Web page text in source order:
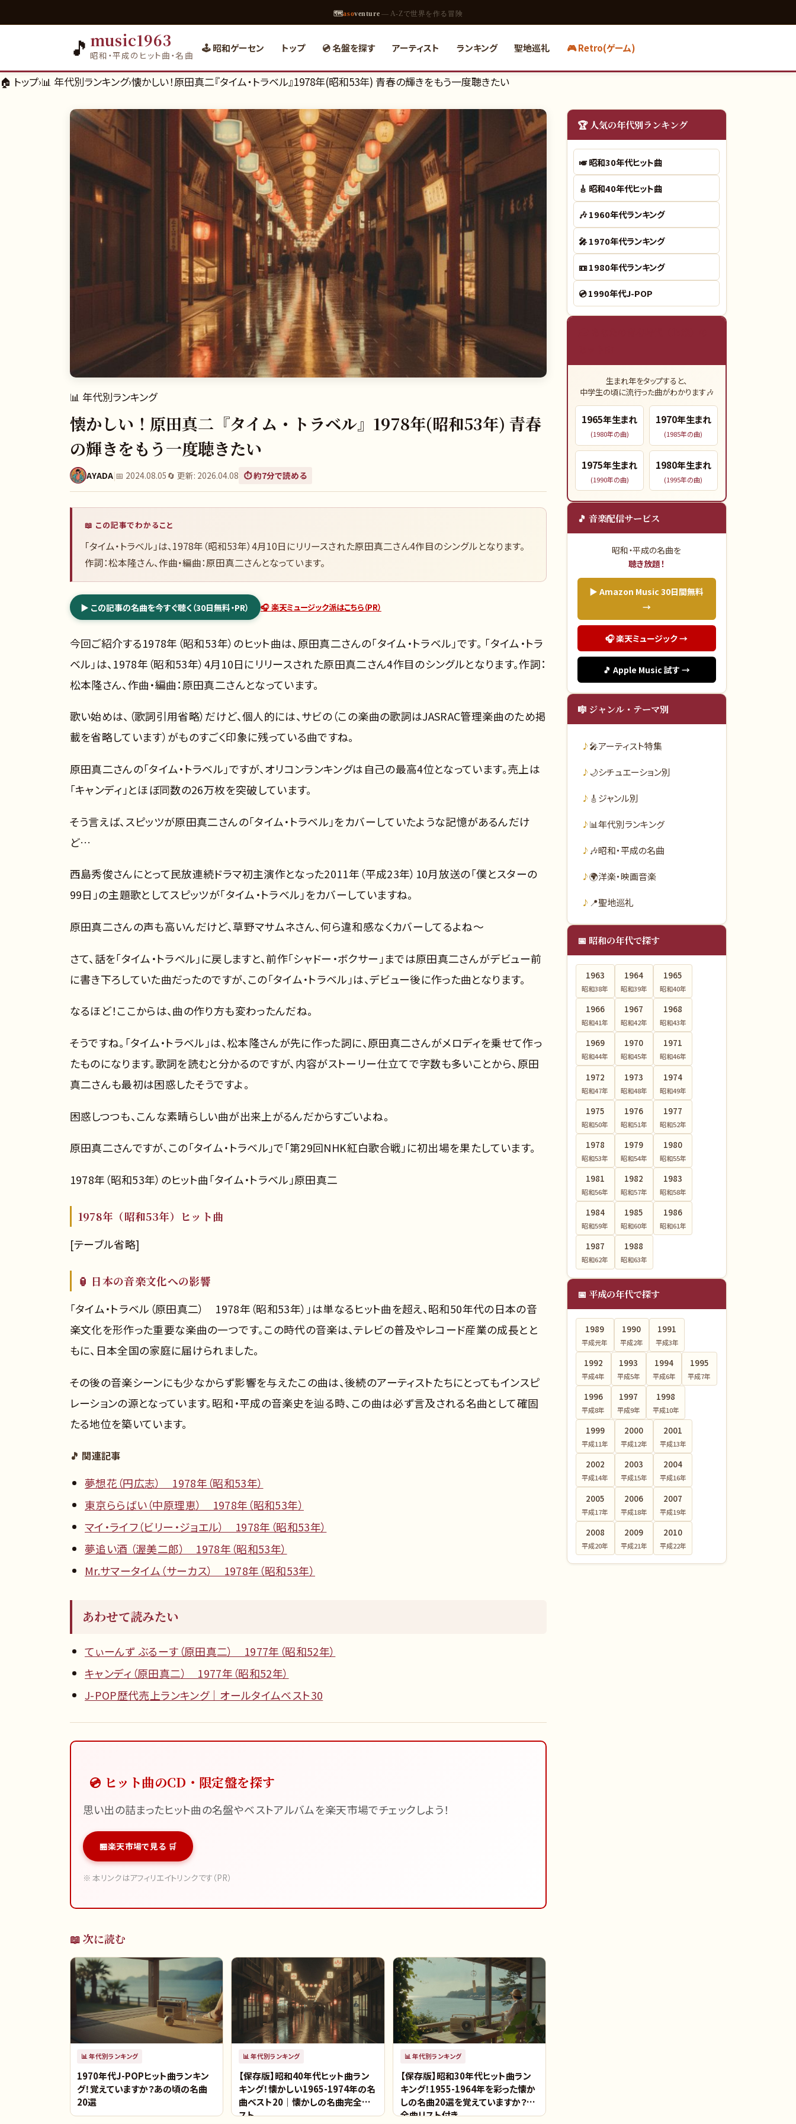
🗺asoventure — A-Zで世界を作る冒険
🎵 music1963
昭和・平成のヒット曲・名曲
🕹️ 昭和ゲーセン トップ 💿 名盤を探す アーティスト ランキング 聖地巡礼 🎮 Retro(ゲーム)
🏠 トップ›📊 年代別ランキング›懐かしい！原田真二『タイム・トラベル』1978年(昭和53年) 青春の輝きをもう一度聴きたい
📊 年代別ランキング
懐かしい！原田真二『タイム・トラベル』1978年(昭和53年) 青春
の輝きをもう一度聴きたい
AYADA|📅 2024.08.05🔄 更新: 2026.04.08 ⏱️ 約7分で読める
📖 この記事でわかること
「タイム・トラベル」は、1978年（昭和53年）4月10日にリリースされた原田真二さん4作目のシングルとなります。
作詞：松本隆さん、作曲・編曲：原田真二さんとなっています。
▶ この記事の名曲を今すぐ聴く（30日無料・PR） 🎧 楽天ミュージック派はこちら（PR）
今回ご紹介する1978年（昭和53年）のヒット曲は、原田真二さんの「タイム・トラベル」です。 「タイム・トラ
ベル」は、1978年（昭和53年）4月10日にリリースされた原田真二さん4作目のシングルとなります。作詞：
松本隆さん、作曲・編曲：原田真二さんとなっています。
歌い始めは、（歌詞引用省略）だけど、個人的には、サビの（この楽曲の歌詞はJASRAC管理楽曲のため掲
載を省略しています）がものすごく印象に残っている曲ですね。
原田真二さんの「タイム・トラベル」ですが、オリコンランキングは自己の最高4位となっています。売上は
「キャンディ」とほぼ同数の26万枚を突破しています。
そう言えば、スピッツが原田真二さんの「タイム・トラベル」をカバーしていたような記憶があるんだけ
ど…
西島秀俊さんにとって民放連続ドラマ初主演作となった2011年（平成23年）10月放送の「僕とスターの
99日」の主題歌としてスピッツが「タイム・トラベル」をカバーしていますね。
原田真二さんの声も高いんだけど、草野マサムネさん、何ら違和感なくカバーしてるよね～
さて、話を「タイム・トラベル」に戻しますと、前作「シャドー・ボクサー」までは原田真二さんがデビュー前
に書き下ろしていた曲だったのですが、この「タイム・トラベル」は、デビュー後に作った曲となります。
なるほど！ここからは、曲の作り方も変わったんだね。
そうですね。「タイム・トラベル」は、松本隆さんが先に作った詞に、原田真二さんがメロディを乗せて作っ
たものになります。歌詞を読むと分かるのですが、内容がストーリー仕立てで字数も多いことから、原田
真二さんも最初は困惑したそうですよ。
困惑しつつも、こんな素晴らしい曲が出来上がるんだからすごいよね。
原田真二さんですが、この「タイム・トラベル」で「第29回NHK紅白歌合戦」に初出場を果たしています。
1978年（昭和53年）のヒット曲「タイム・トラベル」原田真二
1978年（昭和53年）ヒット曲
[テーブル省略]
🏮 日本の音楽文化への影響
「タイム・トラベル（原田真二） 1978年（昭和53年）」は単なるヒット曲を超え、昭和50年代の日本の音
楽文化を形作った重要な楽曲の一つです。この時代の音楽は、テレビの普及やレコード産業の成長とと
もに、日本全国の家庭に届けられました。
その後の音楽シーンにも少なからず影響を与えたこの曲は、後続のアーティストたちにとってもインスピ
レーションの源となっています。昭和・平成の音楽史を辿る時、この曲は必ず言及される名曲として確固
たる地位を築いています。
🎵 関連記事
夢想花（円広志） 1978年（昭和53年）
東京ららばい（中原理恵） 1978年（昭和53年）
マイ・ライフ（ビリー・ジョエル） 1978年（昭和53年）
夢追い酒 （渥美二郎） 1978年（昭和53年）
Mr.サマータイム（サーカス） 1978年（昭和53年）
あわせて読みたい
てぃーんず ぶるーす（原田真二） 1977年（昭和52年）
キャンディ（原田真二） 1977年（昭和52年）
J-POP歴代売上ランキング｜オールタイムベスト30
💿 ヒット曲のCD・限定盤を探す
思い出の詰まったヒット曲の名盤やベストアルバムを楽天市場でチェックしよう！
楽天市場で見る 🛒
※ 本リンクはアフィリエイトリンクです（PR）
📖 次に読む
📊 年代別ランキング
1970年代J-POPヒット曲ランキン
グ！覚えていますか？あの頃の名曲
20選
📊 年代別ランキング
【保存版】昭和40年代ヒット曲ラン
キング！懐かしい1965-1974年の名
曲ベスト20｜懐かしの名曲完全リ
スト
📊 年代別ランキング
【保存版】昭和30年代ヒット曲ラン
キング！1955-1964年を彩った懐か
しの名曲20選を覚えていますか？｜
全曲リスト付き
🏆 人気の年代別ランキング
🎺昭和30年代ヒット曲
🎸 昭和40年代ヒット曲
🎶1960年代ランキング
🎤1970年代ランキング
📼1980年代ランキング
💿1990年代J-POP
生まれ年をタップすると、
中学生の頃に流行った曲がわかります🎶
1965年生まれ
(1980年の曲)
1970年生まれ
(1985年の曲)
1975年生まれ
(1990年の曲)
1980年生まれ
(1995年の曲)
🎵 音楽配信サービス
昭和・平成の名曲を
聴き放題！
▶ Amazon Music 30日間無料
→
🎧 楽天ミュージック →
🎵 Apple Music 試す →
🎼 ジャンル・テーマ別
🎤アーティスト特集
🌙シチュエーション別
🎸ジャンル別
📊年代別ランキング
🎶昭和・平成の名曲
🌍洋楽・映画音楽
📍聖地巡礼
📅 昭和の年代で探す
1963
昭和38年
1964
昭和39年
1965
昭和40年
1966
昭和41年
1967
昭和42年
1968
昭和43年
1969
昭和44年
1970
昭和45年
1971
昭和46年
1972
昭和47年
1973
昭和48年
1974
昭和49年
1975
昭和50年
1976
昭和51年
1977
昭和52年
1978
昭和53年
1979
昭和54年
1980
昭和55年
1981
昭和56年
1982
昭和57年
1983
昭和58年
1984
昭和59年
1985
昭和60年
1986
昭和61年
1987
昭和62年
1988
昭和63年
📅 平成の年代で探す
1989
平成元年
1990
平成2年
1991
平成3年
1992
平成4年
1993
平成5年
1994
平成6年
1995
平成7年
1996
平成8年
1997
平成9年
1998
平成10年
1999
平成11年
2000
平成12年
2001
平成13年
2002
平成14年
2003
平成15年
2004
平成16年
2005
平成17年
2006
平成18年
2007
平成19年
2008
平成20年
2009
平成21年
2010
平成22年